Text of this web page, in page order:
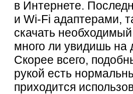
в Интернете.
и Wi-Fi адаптерами,
скачать
много ли увидишь
Скорее всего,
рукой есть
приходится